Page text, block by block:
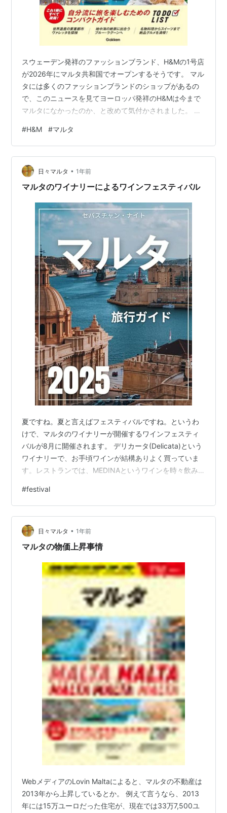
スウェーデン発祥のファッションブランド、H&Mの1号店
が2026年にマルタ共和国でオープンするそうです。 マル
タには多くのファッションブランドのショップがあるの
で、このニュースを見てヨーロッパ発祥のH&Mは今まで
マルタになかったのか、と改めて気付かされました。 ち
はあまりなじみのないブランドはSuperdry(イギリス生ま
れ)、MANGO(スペイン)などがあります。Superdryは、
私が無知すぎて、『あのビールの？』と言って、このブ
ランド好きの外国人の友人に『？』な顔をされたのも良
い思い出。 H&Mに話を戻すと。まだ、マルタのどこのエ
#H&M #マルタ
日々マルタ • 1年前
マルタのワイナリーによるワインフェスティバル
夏ですね。夏と言えばフェスティバルですね。というわ
けで、マルタのワイナリーが開催するワインフェスティ
バルが8月に開催されます。 デリカータ(Delicata)という
ワイナリーで、お手頃ワインが結構ありよく買っていま
す。レストランでは、MEDINAというワインを時々飲み
～10日(日)、ゴゾ島では8月22日(金)～23日(土)に開催さ
れます。 場所は、首都バレッタにある人気名所のアッパ
ーバラッカガーデンズ。 2年前と同じ方式なら、入場時
に20ユーロ払うと専用グラスとコインが入った小袋を受
け取ります。コインは20枚だったかな？入っていて、
#festival
日々マルタ • 1年前
マルタの物価上昇事情
WebメディアのLovin Maltaによると、マルタの不動産は
2013年から上昇しているとか。 例えて言うなら、2013
年には15万ユーロだった住宅が、現在では33万7,500ユ